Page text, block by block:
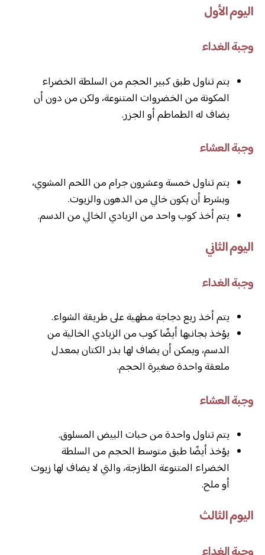
اليوم الأول
وجبة الغداء
يتم تناول طبق كبير الحجم من السلطة الخضراء
المكونة من الخضروات المتنوعة، ولكن من دون أن
يضاف له الطماطم أو الجزر.
وجبة العشاء
يتم تناول خمسة وعشرون جرام من اللحم المشوي،
وبشرط أن يكون خالي من الدهون والزيوت.
يتم أخذ كوب واحد من الزبادي الخالي من الدسم.
اليوم الثاني
وجبة الغداء
يتم أخذ ربع دجاجة مطهية على طريقة الشواء.
يؤخذ بجانبها أيضًا كوب من الزبادي الخالية من
الدسم، ويمكن أن يضاف لها بذر الكتان بمعدل
ملعقة واحدة صغيرة الحجم.
وجبة العشاء
يتم تناول واحدة من حبات البيض المسلوق.
يؤخذ أيضًا طبق متوسط الحجم من السلطة
الخضراء المتنوعة الطازجة، والتي لا يضاف لها زيوت
أو ملح.
اليوم الثالث